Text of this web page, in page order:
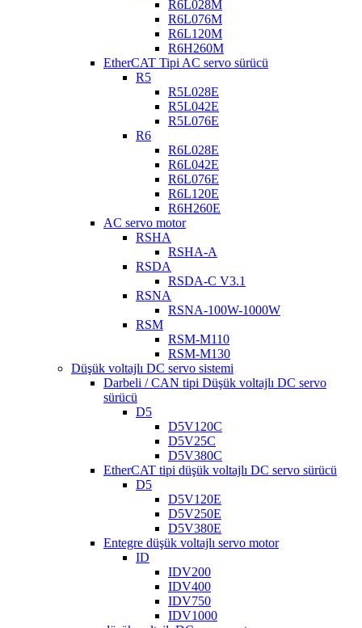
R6L028M
R6L076M
R6L120M
R6H260M
EtherCAT Tipi AC servo sürücü
R5
R5L028E
R5L042E
R5L076E
R6
R6L028E
R6L042E
R6L076E
R6L120E
R6H260E
AC servo motor
RSHA
RSHA-A
RSDA
RSDA-C V3.1
RSNA
RSNA-100W-1000W
RSM
RSM-M110
RSM-M130
Düşük voltajlı DC servo sistemi
Darbeli / CAN tipi Düşük voltajlı DC servo
sürücü
D5
D5V120C
D5V25C
D5V380C
EtherCAT tipi düşük voltajlı DC servo sürücü
D5
D5V120E
D5V250E
D5V380E
Entegre düşük voltajlı servo motor
ID
IDV200
IDV400
IDV750
IDV1000